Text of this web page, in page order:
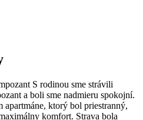
S rodinou sme strávili
a boli sme nadmieru spokojní.
ktorý bol priestranný,
komfort. Strava bola